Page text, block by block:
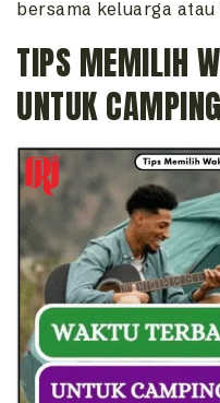
bersama keluarga atau
TIPS MEMILIH
UNTUK CAMPING